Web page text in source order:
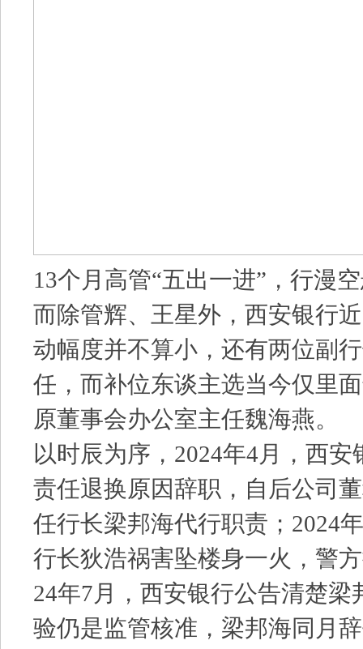
13个月高管“五出一进”，行漫
而除管辉、王星外，西安银行
动幅度并不算小，还有两位副
任，而补位东谈主选当今仅里
原董事会办公室主任魏海燕。
以时辰为序，2024年4月，西
责任退换原因辞职，自后公司
任行长梁邦海代行职责；2024
行长狄浩祸害坠楼身一火，警
24年7月，西安银行公告清楚梁
验仍是监管核准，梁邦海同月